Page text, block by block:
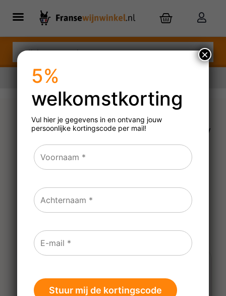
Le Plan Vermeersch GT-V
Viognier
2025
€14,95
Prijs per fles
5%
welkomstkorting
Vul hier je gegevens in en ontvang jouw
persoonlijke kortingscode per mail!
×